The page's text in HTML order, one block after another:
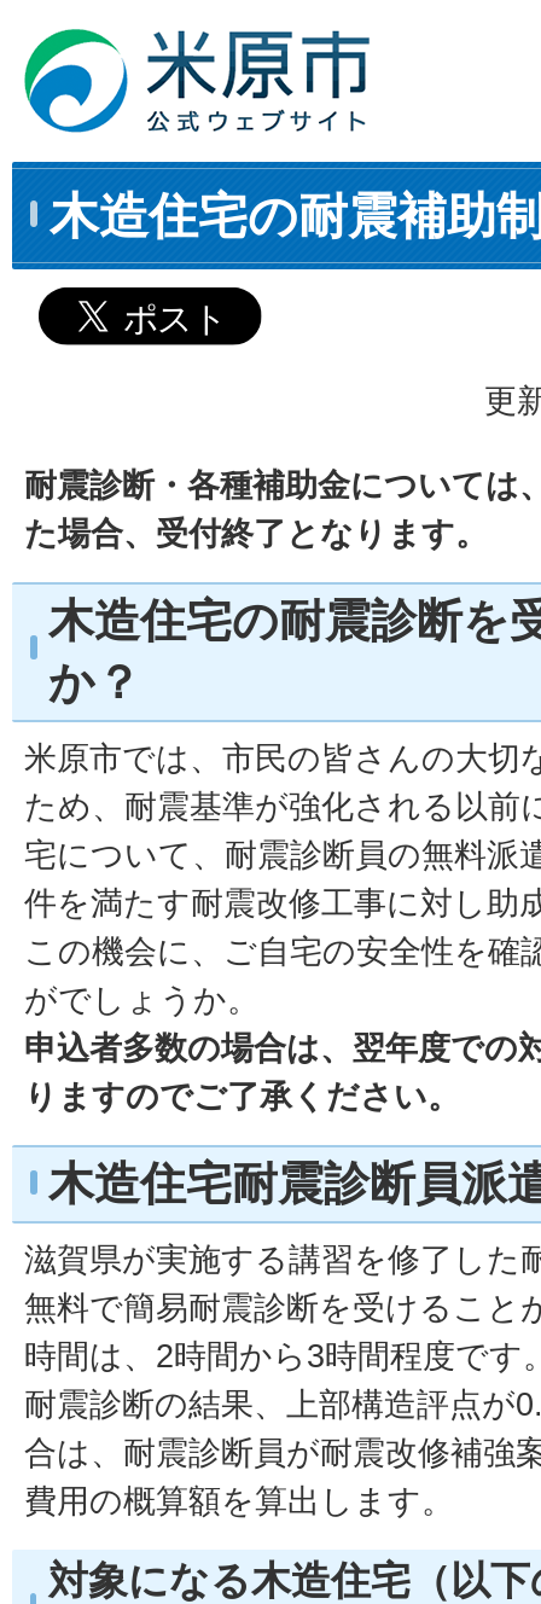
木造住宅の耐震補助
更
耐震診断・各種補助金については
た場合、受付終了となります。
木造住宅の耐震診断を
か？
米原市では、市民の皆さんの大切
ため、耐震基準が強化される以前
宅について、耐震診断員の無料派
件を満たす耐震改修工事に対し助
この機会に、ご自宅の安全性を確
がでしょうか。
申込者多数の場合は、翌年度での
りますのでご了承ください。
木造住宅耐震診断員派
滋賀県が実施する講習を修了した
無料で簡易耐震診断を受けること
時間は、2時間から3時間程度です
耐震診断の結果、上部構造評点が
合は、耐震診断員が耐震改修補強
費用の概算額を算出します。
対象になる木造住宅（以